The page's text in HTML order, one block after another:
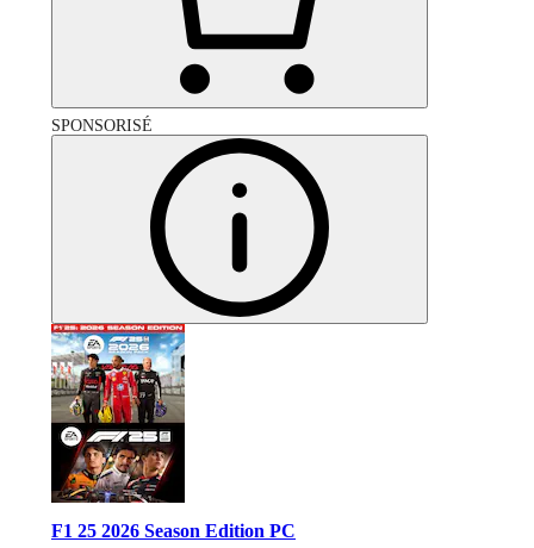
SPONSORISÉ
F1 25 2026 Season Edition PC